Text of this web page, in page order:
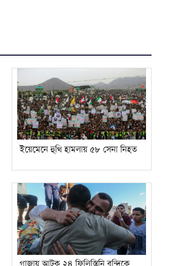
ইয়েমেনে হুথি হামলায় ৫৮ সেনা নিহত
গাজায় আটক ২৪ ফিলিস্তিনি বন্দিকে